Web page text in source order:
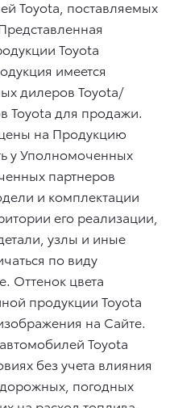
Toyota, поставляемых
Toyota
имеется
дилеров Toyota/
Toyota для продажи.
на Продукцию
у Уполномоченных
партнеров
и комплектации
его реализации,
узлы и иные
по виду
Оттенок цвета
продукции Toyota
на Сайте.
Toyota
без учета влияния
погодных